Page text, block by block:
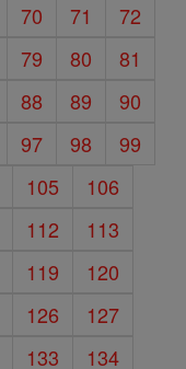
70 71
72
79 80
81
88 89
90
97 98
99
105
106
112
113
119
120
126
127
133 134